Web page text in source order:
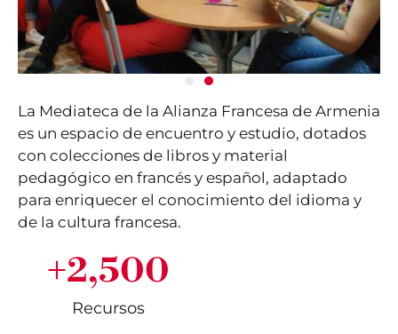
La Mediateca de la Alianza Francesa de Armenia
es un espacio de encuentro y estudio, dotados
con colecciones de libros y material
pedagógico en francés y español, adaptado
para enriquecer el conocimiento del idioma y
de la cultura francesa.
Recursos
+2,500